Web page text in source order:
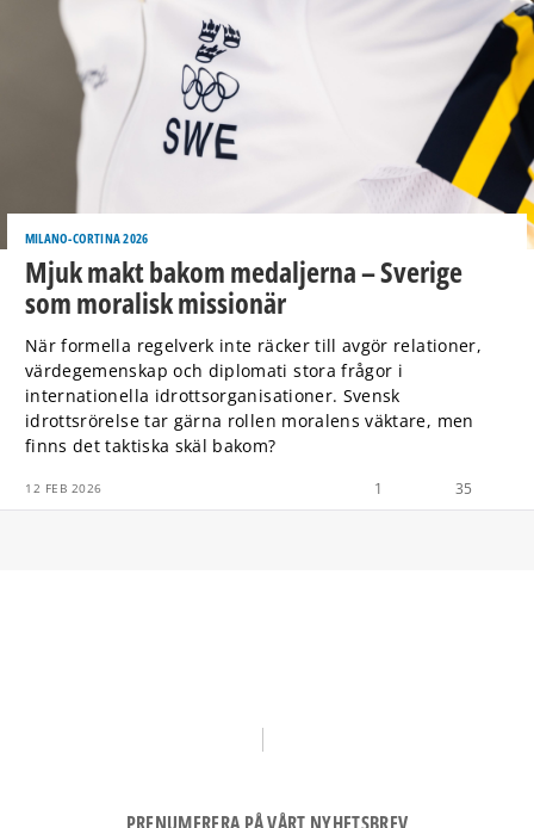
MILANO-CORTINA 2026
Mjuk makt bakom medaljerna – Sverige
som moralisk missionär
När formella regelverk inte räcker till avgör relationer,
värdegemenskap och diplomati stora frågor i
internationella idrottsorganisationer. Svensk
idrottsrörelse tar gärna rollen moralens väktare, men
finns det taktiska skäl bakom?
12 FEB 2026 1 35